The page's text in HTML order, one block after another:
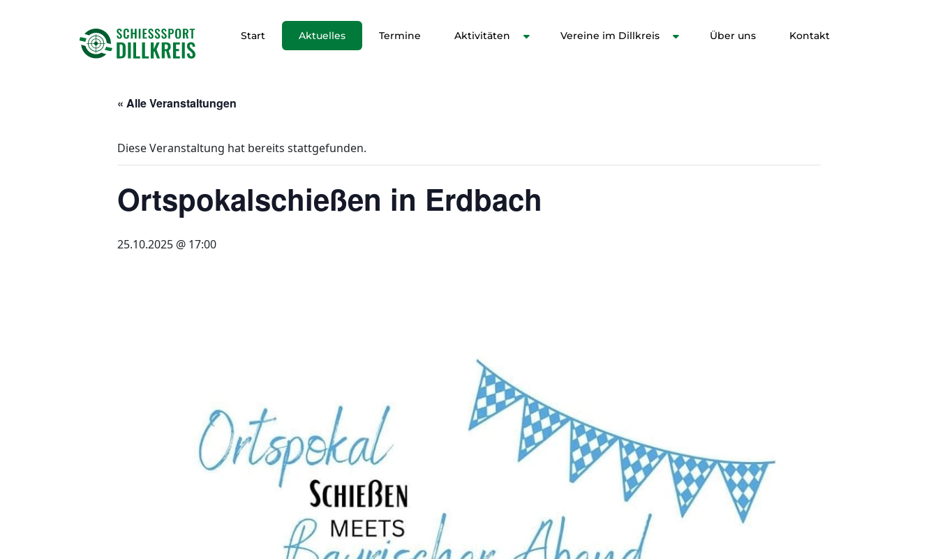
Start Aktuelles Termine Aktivitäten Vereine im Dillkreis Über uns Kontakt
« Alle Veranstaltungen
Diese Veranstaltung hat bereits stattgefunden.
Ortspokalschießen in Erdbach
25.10.2025 @ 17:00